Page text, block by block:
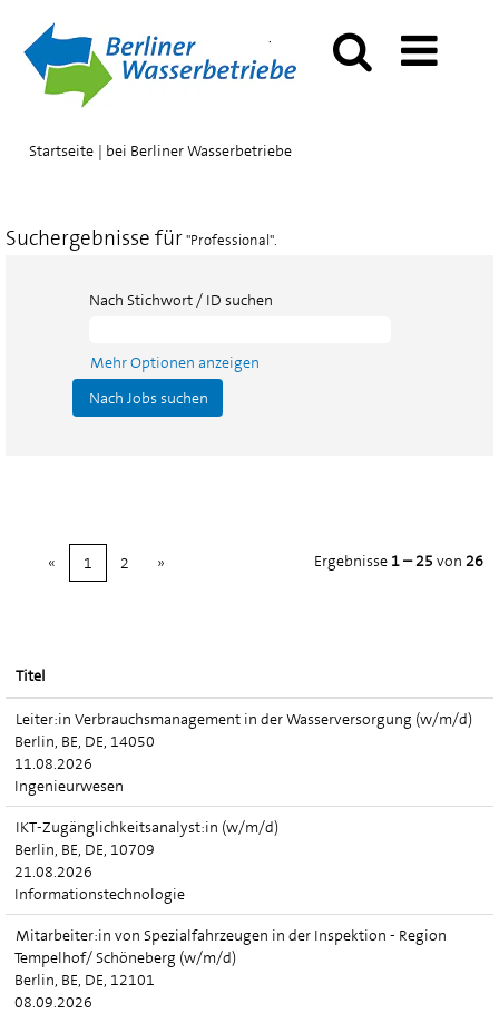
Startseite | bei Berliner Wasserbetriebe(aktuelle
Suchergebnisse für"Professional".
Nach Stichwort / ID suchen
Mehr Optionen anzeigen
Ergebnisse 1 – 25 von 26
« 1 2 »
Titel
Leiter:in Verbrauchsmanagement in der Wasserversorgung (w/m/d)
Berlin, BE, DE, 14050
11.08.2026
Ingenieurwesen
IKT-Zugänglichkeitsanalyst:in (w/m/d)
Berlin, BE, DE, 10709
21.08.2026
Informationstechnologie
Mitarbeiter:in von Spezialfahrzeugen in der Inspektion - Region
Tempelhof/ Schöneberg (w/m/d)
Berlin, BE, DE, 12101
08.09.2026